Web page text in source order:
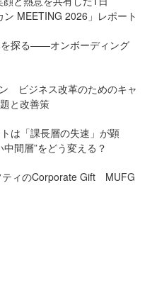
MEETING 2026」レポート
を探る——オンボーディング
ビジネス改革のためのキャ
と改善策
は「課長層の失速」が顕
間層”をどう変える？
ティのCorporate Gift MUFG